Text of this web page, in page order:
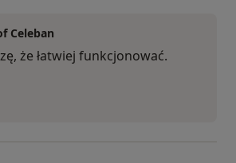
Celeban
że łatwiej funkcjonować.